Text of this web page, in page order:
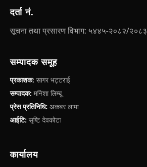
दर्ता नं.
सूचना तथा प्रसारण विभाग: ५४४५-२०८२/२०८३
सम्पादक समूह
प्रकाशक: सागर भट्टराई
सम्पादक: मनिशा लिम्बू
प्रेस प्रतिनिधि: अकबर लामा
आईटि: सृष्टि देवकोटा
कार्यालय